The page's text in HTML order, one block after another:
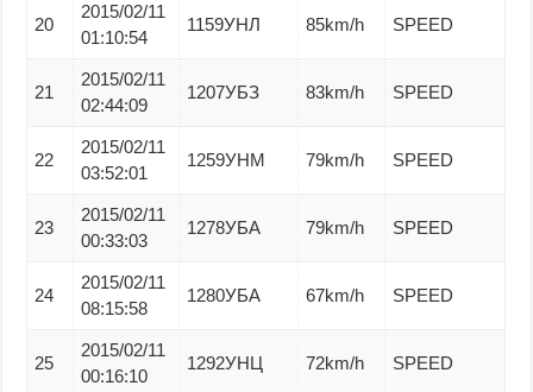
20
2015/02/11
01:10:54
1159УНЛ 85km/h SPEED
21
2015/02/11
02:44:09
1207УБЗ 83km/h SPEED
22
2015/02/11
03:52:01
1259УНМ 79km/h SPEED
23
2015/02/11
00:33:03
1278УБА 79km/h SPEED
24
2015/02/11
08:15:58
1280УБА 67km/h SPEED
25
2015/02/11
00:16:10
1292УНЦ 72km/h SPEED